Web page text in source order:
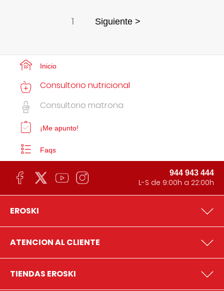
1 Siguiente >
Inicio
Consultorio nutricional
Consultorio matrona
¡Me apunto!
Faqs
944 943 444
L-S de 9:00h a 22:00h
EROSKI
ATENCION AL CLIENTE
TIENDAS EROSKI